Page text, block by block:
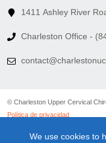
1411 Ashley River
Charleston Office -
© Charleston Upper Cervical
Política de privacidad
Política de vinculación
We use cookies to